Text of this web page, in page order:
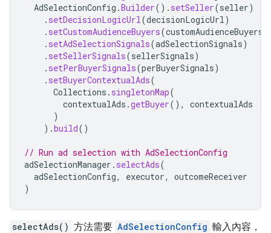
AdSelectionConfig .Builder(). setSeller(seller)
. setDecisionLogicUrl (decisionLogicUrl )
. setCustomAudienceBuyers(customAudienceBuyers
. setAdSelectionSignals(adSelectionSignals)
. setSellerSignals(sellerSignals)
. setPerBuyerSignals(perBuyerSignals)
. setBuyerContextualAds(
Collections . singletonMap(
contextualAds .getBuyer(),
contextualAds
)
).build()
// Run ad selection with AdSelectionConfig
adSelectionManager . selectAds(
adSelectionConfig, executor,
outcomeReceiver
)
selectAds() 方法需要 AdSelectionConfig 輸入內容，